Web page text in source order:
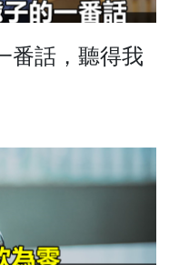
番話，聽得我